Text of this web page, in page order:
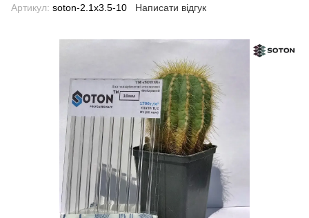
Артикул: soton-2.1x3.5-10 Написати відгук